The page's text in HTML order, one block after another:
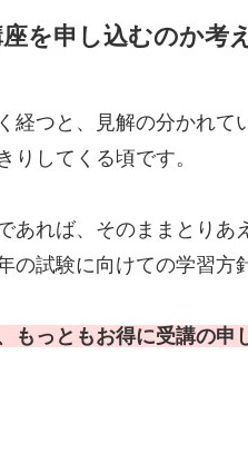
を申し込むのか考
経つと、見解の分かれて
りしてくる頃です。
あれば、そのままとりあ
試験に向けての学習方
もっともお得に受講の申